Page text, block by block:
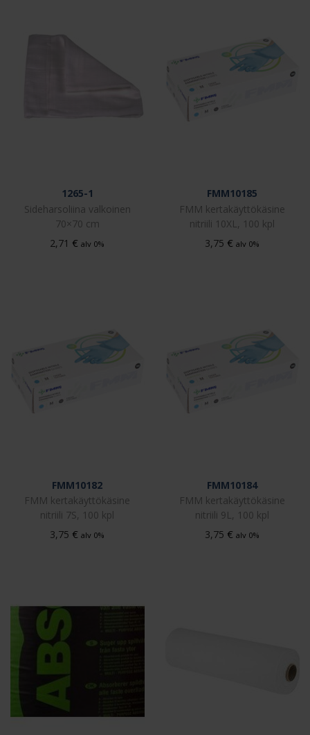
1265-1
Sideharsoliina valkoinen
70×70 cm
2,71 € alv 0%
FMM10185
FMM kertakäyttökäsine
nitriili 10XL, 100 kpl
3,75 € alv 0%
FMM10182
FMM kertakäyttökäsine
nitriili 7S, 100 kpl
3,75 € alv 0%
FMM10184
FMM kertakäyttökäsine
nitriili 9L, 100 kpl
3,75 € alv 0%